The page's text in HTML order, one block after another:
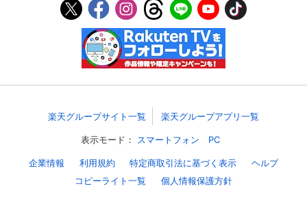
メルマガの配信停止、配信先のメールアド
レスの変更が可能です。
定額見放題コンテンツの解約はこちらから
可能です。
ログアウト
楽天グループサイト一覧 楽天グループアプリ一覧
表示モード： スマートフォン PC
企業情報 利用規約 特定商取引法に基づく表示
ヘルプ
コピーライト一覧
個人情報保護方針